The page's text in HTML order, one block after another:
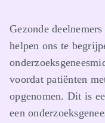
Gezonde
helpen ons te
voordat patiënten
opgenomen. Dit is
een